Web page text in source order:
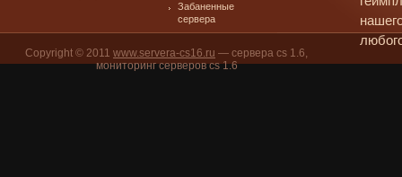
Забаненные
сервера
Copyright © 2011 www.servera-cs16.ru — сервера cs 1.6,
мониторинг серверов cs 1.6